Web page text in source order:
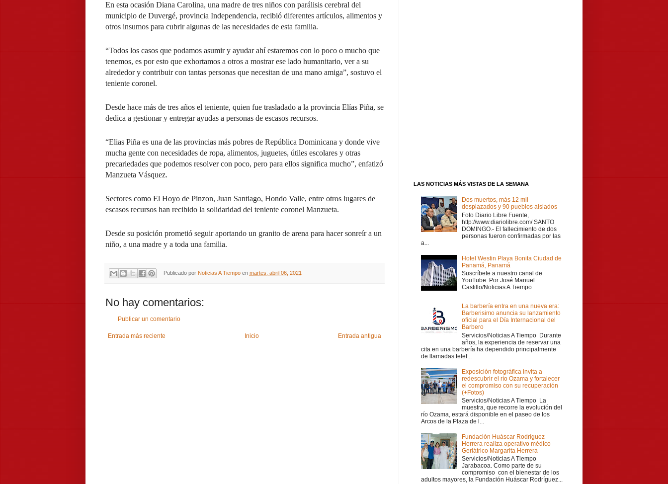
En esta ocasión Diana Carolina, una madre de tres niños con parálisis cerebral del
municipio de Duvergé, provincia Independencia, recibió diferentes artículos, alimentos y
otros insumos para cubrir algunas de las necesidades de esta familia.
“Todos los casos que podamos asumir y ayudar ahí estaremos con lo poco o mucho que
tenemos, es por esto que exhortamos a otros a mostrar ese lado humanitario, ver a su
alrededor y contribuir con tantas personas que necesitan de una mano amiga”, sostuvo el
teniente coronel.
Desde hace más de tres años el teniente, quien fue trasladado a la provincia Elías Piña, se
dedica a gestionar y entregar ayudas a personas de escasos recursos.
“Elias Piña es una de las provincias más pobres de República Dominicana y donde vive
mucha gente con necesidades de ropa, alimentos, juguetes, útiles escolares y otras
precariedades que podemos resolver con poco, pero para ellos significa mucho”, enfatizó
Manzueta Vásquez.
Sectores como El Hoyo de Pinzon, Juan Santiago, Hondo Valle, entre otros lugares de
escasos recursos han recibido la solidaridad del teniente coronel Manzueta.
Desde su posición prometió seguir aportando un granito de arena para hacer sonreír a un
niño, a una madre y a toda una familia.
Publicado por Noticias A Tiempo en martes, abril 06, 2021
No hay comentarios:
Publicar un comentario
Entrada más reciente Entrada antigua
Inicio
LAS NOTICIAS MÁS VISTAS DE LA SEMANA
Dos muertos, más 12 mil
desplazados y 90 pueblos aislados
Foto Diario Libre Fuente,
http://www.diariolibre.com/ SANTO
DOMINGO.- El fallecimiento de dos
personas fueron confirmadas por las
a...
Hotel Westin Playa Bonita Ciudad de
Panamá, Panamá
Suscríbete a nuestro canal de
YouTube. Por José Manuel
Castillo/Noticias A Tiempo
La barbería entra en una nueva era:
Barberisimo anuncia su lanzamiento
oficial para el Día Internacional del
Barbero
Servicios/Noticias A Tiempo Durante
años, la experiencia de reservar una
cita en una barbería ha dependido principalmente
de llamadas telef...
Exposición fotográfica invita a
redescubrir el río Ozama y fortalecer
el compromiso con su recuperación
(+Fotos)
Servicios/Noticias A Tiempo La
muestra, que recorre la evolución del
río Ozama, estará disponible en el paseo de los
Arcos de la Plaza de l...
Fundación Huáscar Rodríguez
Herrera realiza operativo médico
Geriátrico Margarita Herrera
Servicios/Noticias A Tiempo
Jarabacoa. Como parte de su
compromiso con el bienestar de los
adultos mayores, la Fundación Huáscar Rodríguez...